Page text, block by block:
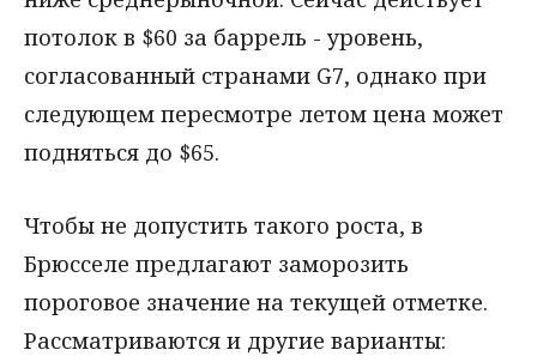
потолок в $60 за баррель - уровень,
согласованный странами G7, однако при
следующем пересмотре летом цена может
подняться до $65.
Чтобы не допустить такого роста, в
Брюсселе предлагают заморозить
пороговое значение на текущей отметке.
Рассматриваются и другие варианты: